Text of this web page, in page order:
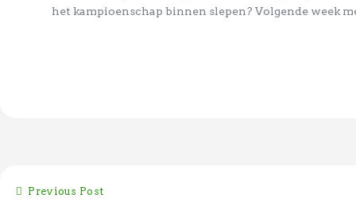
het kampioenschap binnen slepen? Volgende week
Previous Post